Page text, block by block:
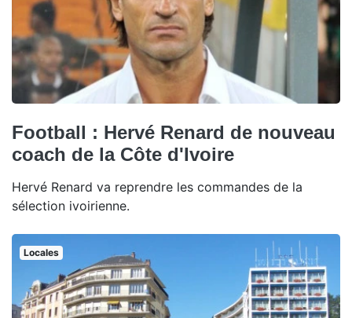
Football : Hervé Renard de nouveau
coach de la Côte d'Ivoire
Hervé Renard va reprendre les commandes de la
sélection ivoirienne.
Locales